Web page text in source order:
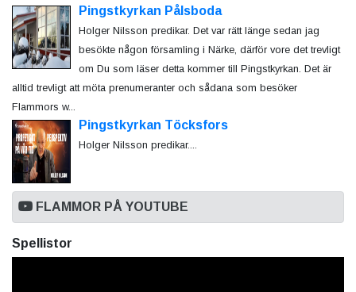
Pingstkyrkan Pålsboda
Holger Nilsson predikar. Det var rätt länge sedan jag
besökte någon församling i Närke, därför vore det trevligt
om Du som läser detta kommer till Pingstkyrkan. Det är
alltid trevligt att möta prenumeranter och sådana som besöker
Flammors w...
Pingstkyrkan Töcksfors
Holger Nilsson predikar....
FLAMMOR PÅ YOUTUBE
Spellistor